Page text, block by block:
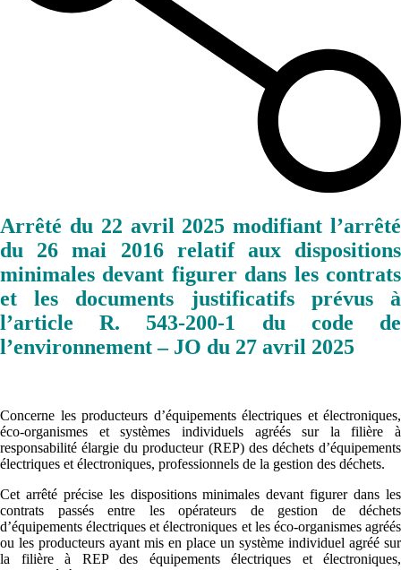
Arrêté du 22 avril 2025 modifiant l’arrêté
du 26 mai 2016 relatif aux dispositions
minimales devant figurer dans les contrats
et les documents justificatifs prévus à
l’article R. 543-200-1 du code de
l’environnement – JO du 27 avril 2025
Concerne les producteurs d’équipements électriques et électroniques,
éco-organismes et systèmes individuels agréés sur la filière à
responsabilité élargie du producteur (REP) des déchets d’équipements
électriques et électroniques, professionnels de la gestion des déchets.
Cet arrêté précise les dispositions minimales devant figurer dans les
contrats passés entre les opérateurs de gestion de déchets
d’équipements électriques et électroniques et les éco-organismes agréés
ou les producteurs ayant mis en place un système individuel agréé sur
la filière à REP des équipements électriques et électroniques,